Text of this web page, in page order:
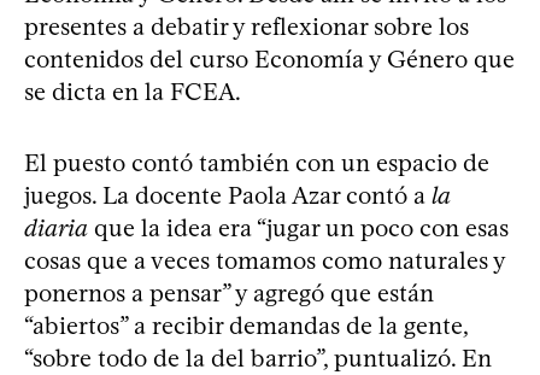
presentes a debatir y reflexionar sobre los
contenidos del curso Economía y Género que
se dicta en la FCEA.
El puesto contó también con un espacio de
juegos. La docente Paola Azar contó a la
diaria que la idea era “jugar un poco con esas
cosas que a veces tomamos como naturales y
ponernos a pensar” y agregó que están
“abiertos” a recibir demandas de la gente,
“sobre todo de la del barrio”, puntualizó. En